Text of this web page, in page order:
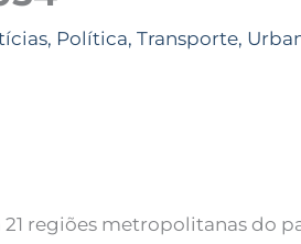
, Política, Transporte,
regiões metropolitanas do